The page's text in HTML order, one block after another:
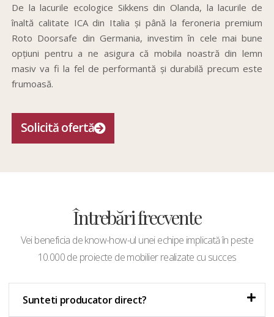
De la lacurile ecologice Sikkens din Olanda, la lacurile de
înaltă calitate ICA din Italia și până la feroneria premium
Roto Doorsafe din Germania, investim în cele mai bune
opțiuni pentru a ne asigura că mobila noastră din lemn
masiv va fi la fel de performantă și durabilă precum este
frumoasă.
Solicită ofertă
Întrebări frecvente
Vei beneficia de know-how-ul unei echipe implicată în peste
10.000 de proiecte de mobilier realizate cu succes
Sunteti producator direct?